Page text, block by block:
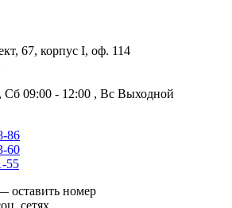
67, корпус I, оф. 114
, Сб 09:00 - 12:00 , Вс Выходной
86
60
55
оставить номер